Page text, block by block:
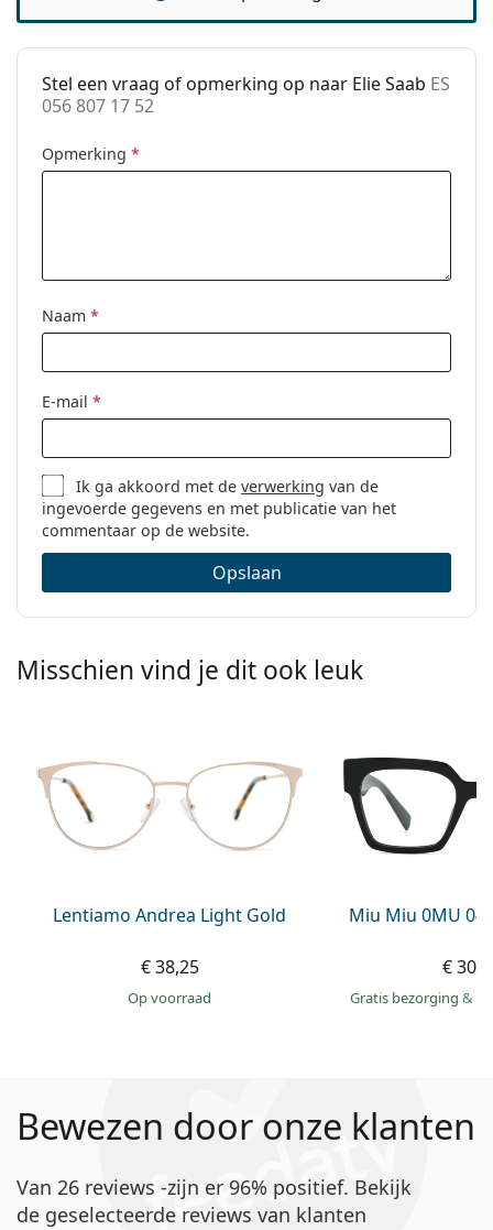
Overig
Geslacht:
Categorie:
Stel een vraag of opmerking op naar Elie Saab ES
056 807 17 52
Opmerking *
Naam *
E-mail *
Ik ga akkoord met deverwerking van de
ingevoerde gegevens en met publicatie van het
commentaar op de website.
Opslaan
Misschien vind je dit ook leuk
Lentiamo Andrea Light Gold
€ 38,25
op voorraad
Miu Miu 0MU
€
Gratis bezorging &
Bewezen door onze klanten
Van 26 reviews -zijn er 96% positief. Bekijk
de geselecteerde reviews van klanten